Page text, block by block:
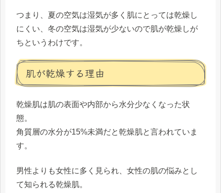
つまり、夏の空気は湿気が多く肌にとっては乾燥し
にくい、冬の空気は湿気が少ないので肌が乾燥しが
ちというわけです。
肌が乾燥する理由
乾燥肌は肌の表面や内部から水分少なくなった状
態。
角質層の水分が15%未満だと乾燥肌と言われていま
す。
男性よりも女性に多く見られ、女性の肌の悩みとし
て知られる乾燥肌。